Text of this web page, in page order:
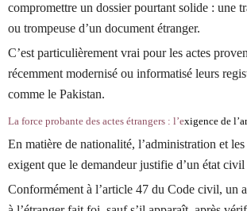
compromettre un dossier pourtant solide : une
ou trompeuse d’un document étranger.
C’est particulièrement vrai pour les actes
récemment modernisé ou informatisé leurs
comme le Pakistan.
La force probante des actes étrangers : l’exigence de
En matière de nationalité, l’administration et
exigent que le demandeur justifie d’un état
Conformément à l’article 47 du Code civil, un